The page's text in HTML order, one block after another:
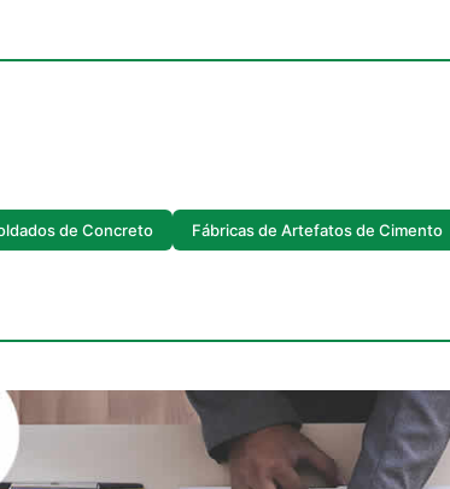
de Concreto Fábricas de Artefatos de Cimento